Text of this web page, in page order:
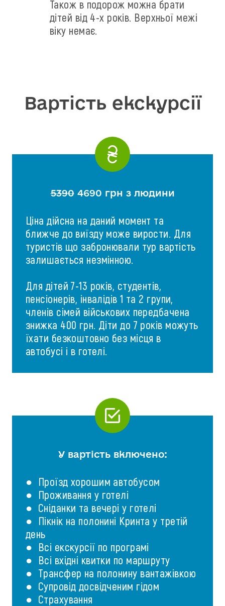
Також в подорож можна брати
дітей від 4-х років. Верхньої межі
віку немає.
Вартість екскурсії
53904690 грн з людини
Ціна дійсна на даний момент та
ближче до виїзду може вирости. Для
туристів що забронювали тур вартість
залишається незмінною.
Для дітей 7-13 років, студентів,
пенсіонерів, інвалідів 1 та 2 групи,
членів сімей військових передбачена
знижка 400 грн. Діти до 7 років можуть
їхати безкоштовно без місця в
автобусі і в готелі.
У вартість включено:
● Проїзд хорошим автобусом
● Проживання у готелі
● Сніданки та вечері у готелі
● Пікнік на полонині Кринта у третій
день
● Всі екскурсії по програмі
● Всі вхідні квитки по маршруту
● Трансфер на полонину вантажівкою
● Супровід досвідченим гідом
● Страхування